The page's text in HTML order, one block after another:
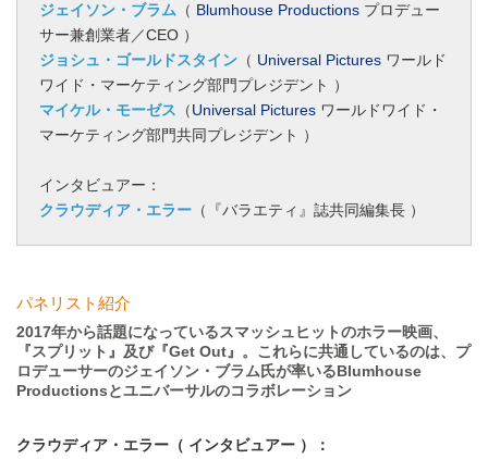
ジェイソン・ブラム （ Blumhouse Productions プロデュー
サー兼創業者／CEO ）
ジョシュ・ゴールドスタイン （ Universal Pictures ワールド
ワイド・マーケティング部門プレジデント ）
マイケル・モーゼス （Universal Pictures ワールドワイド・
マーケティング部門共同プレジデント ）
インタビュアー：
クラウディア・エラー （『バラエティ』誌共同編集長 ）
パネリスト紹介
2017年から話題になっているスマッシュヒットのホラー映画、
『スプリット』及び『Get Out』。これらに共通しているのは、プ
ロデューサーのジェイソン・ブラム氏が率いるBlumhouse
Productionsとユニバーサルのコラボレーション
クラウディア・エラー（ インタビュアー ）：